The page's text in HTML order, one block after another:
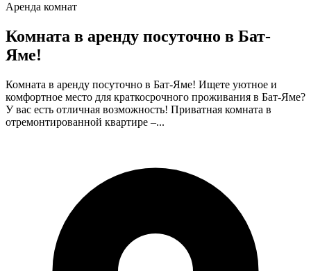
Аренда комнат
Комната в аренду посуточно в Бат-
Яме!
Комната в аренду посуточно в Бат-Яме! Ищете уютное и
комфортное место для краткосрочного проживания в Бат-Яме?
У вас есть отличная возможность! Приватная комната в
отремонтированной квартире –...